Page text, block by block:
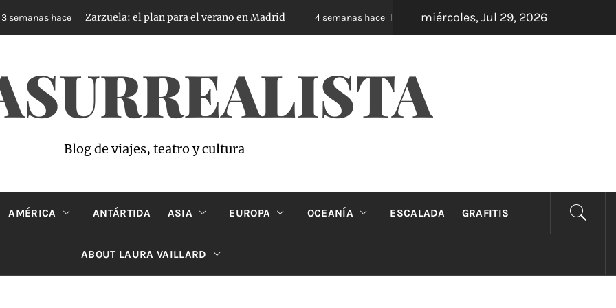
hace Zarzuela: el plan para el verano en Madrid 4 semanas hace Oveja Negra: el unipersonal que se ríe de los
miércoles, Jul 29, 2026
Blog de viajes, teatro y cultura
AMÉRICA ANTÁRTIDA ASIA EUROPA OCEANÍA ESCALADA GRAFITIS
ABOUT LAURA VAILLARD